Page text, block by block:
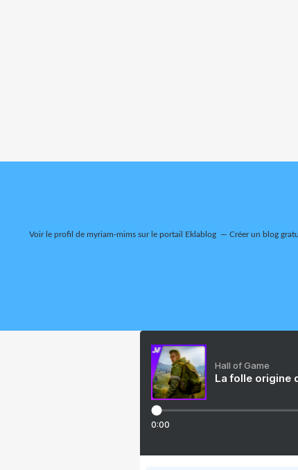
Voir le profil de myriam-mims sur le portail Eklablog Créer un blog
Hall of Game
La folle origine
0:00